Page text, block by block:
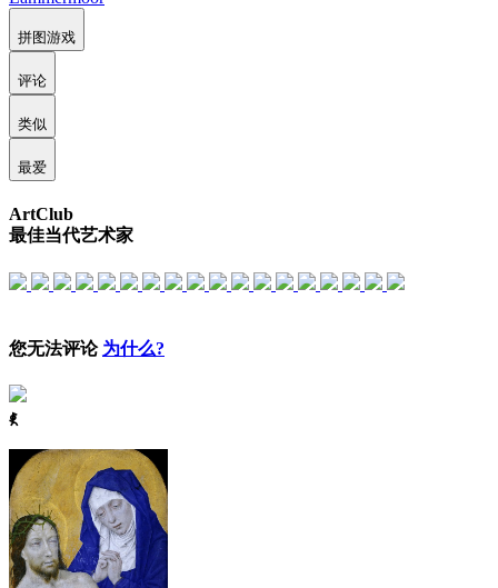
拼图游戏
评论
类似
最爱
ArtClub
最佳当代艺术家
您无法评论 为什么?
ꈅ